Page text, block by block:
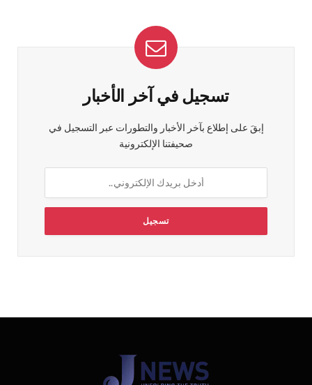
تسجيل في آخر الأخبار
إبقَ على إطلاع بآخر الأخبار والتطورات عبر التسجيل في
صحيفتنا الإلكترونية